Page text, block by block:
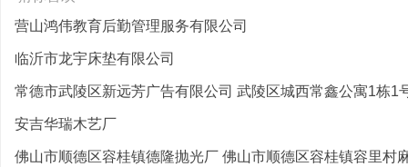
营山鸿伟教育后勤管理服务有限公司
临沂市龙宇床垫有限公司
常德市武陵区新远芳广告有限公司 武陵区城西常鑫公寓1栋1
安吉华瑞木艺厂
佛山市顺德区容桂镇德隆抛光厂 佛山市顺德区容桂镇容里村